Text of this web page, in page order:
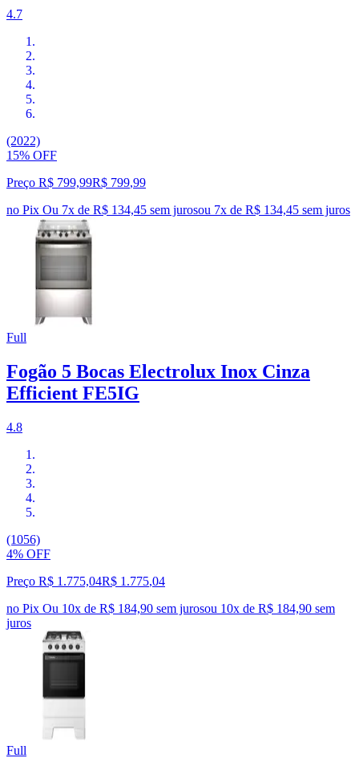
4.7
(2022)
15% OFF
Preço R$ 799,99R$ 799,99
no Pix Ou 7x de R$ 134,45 sem jurosou 7x de R$ 134,45 sem juros
Full
Fogão 5 Bocas Electrolux Inox Cinza
Efficient FE5IG
4.8
(1056)
4% OFF
Preço R$ 1.775,04R$ 1.775,04
no Pix Ou 10x de R$ 184,90 sem jurosou 10x de R$ 184,90 sem
juros
Full